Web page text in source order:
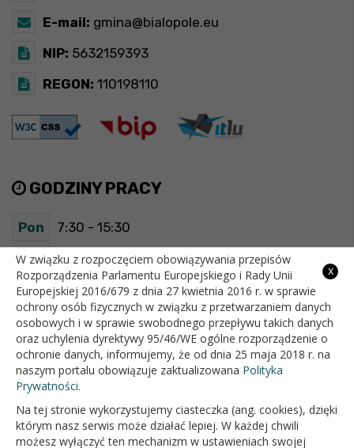
E-mail: gmina@bialopole.eu
NIP: 5632159393
REGON: 110198110
GODZINY PRACY
Pon 7:30 - 15:30
Wt 7:30 - 15:30
Śr 7:30 - 15:30
Czw 7:30 - 15:30
Pt 7:30 - 15:30
OFICJALNY SERWIS INTERNETOWY GMINY BIAŁOPOLE
x
W związku z rozpoczęciem obowiązywania przepisów
Rozporządzenia Parlamentu Europejskiego i Rady Unii
Europejskiej 2016/679 z dnia 27 kwietnia 2016 r. w sprawie
ochrony osób fizycznych w związku z przetwarzaniem danych
osobowych i w sprawie swobodnego przepływu takich danych
oraz uchylenia dyrektywy 95/46/WE ogólne rozporządzenie o
ochronie danych, informujemy, że od dnia 25 maja 2018 r. na
naszym portalu obowiązuje zaktualizowana Polityka
Prywatności.
Na tej stronie wykorzystujemy ciasteczka (ang. cookies), dzięki
którym nasz serwis może działać lepiej. W każdej chwili
możesz wyłączyć ten mechanizm w ustawieniach swojej